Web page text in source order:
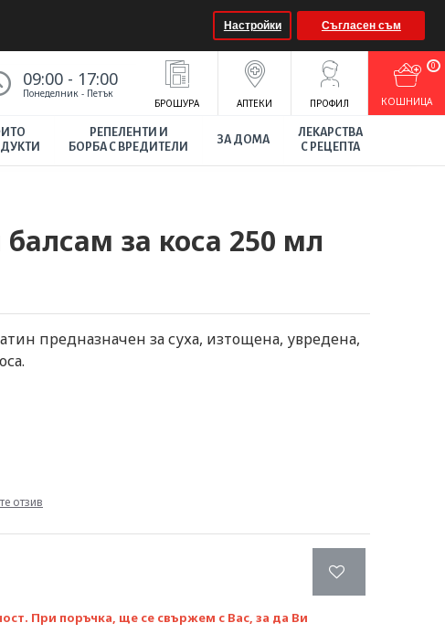
Настройки Съгласен съм
09:00 - 17:00
Понеделник - Петък
БРОШУРА АПТЕКИ ПРОФИЛ КOШНИЦА
0
РЕПЕЛЕНТИ И
БОРБА С ВРЕДИТЕЛИ
ЗА ДОМА
ЛЕКАРСТВА
С РЕЦЕПТА
за коса 250 мл
отзив
предназначен за суха, изтощена, увредена,
При поръчка, ще се свържем с Вас, за да Ви